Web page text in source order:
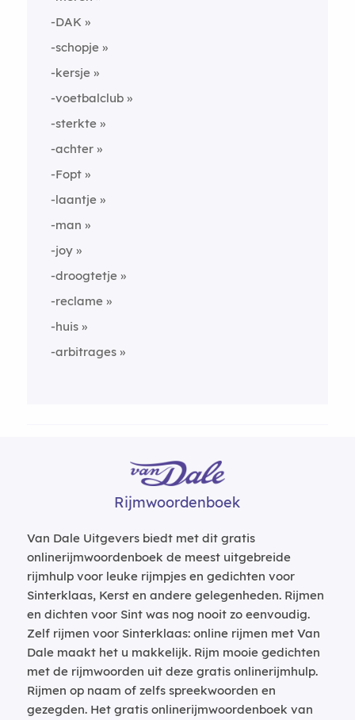
-DAK
-schopje
-kersje
-voetbalclub
-sterkte
-achter
-Fopt
-laantje
-man
-joy
-droogtetje
-reclame
-huis
-arbitrages
Rijmwoordenboek
Van Dale Uitgevers biedt met dit gratis
onlinerijmwoordenboek de meest uitgebreide
rijmhulp voor leuke rijmpjes en gedichten voor
Sinterklaas, Kerst en andere gelegenheden. Rijmen
en dichten voor Sint was nog nooit zo eenvoudig.
Zelf rijmen voor Sinterklaas: online rijmen met Van
Dale maakt het u makkelijk. Rijm mooie gedichten
met de rijmwoorden uit deze gratis onlinerijmhulp.
Rijmen op naam of zelfs spreekwoorden en
gezegden. Het gratis onlinerijmwoordenboek van